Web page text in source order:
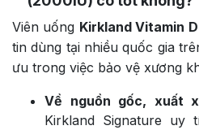
Viên uống Kirkland Vitamin
tin dùng tại nhiều quốc gia
ưu trong việc bảo vệ xương
Về nguồn gốc, xuất
Kirkland Signature uy